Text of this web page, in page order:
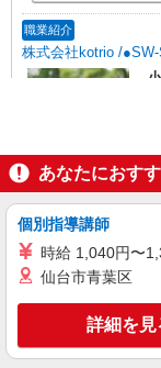
職業紹介
株式会社kotrio /●SW-
派遣社員
あなたにおす
個別指導講師
時給 1,040円〜
仙台市青葉区
詳細を見